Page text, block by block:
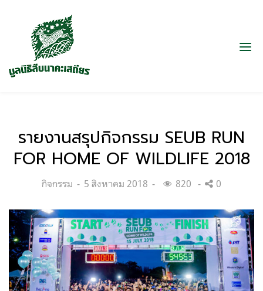
รายงานสรุปกิจกรรม SEUB RUN
FOR HOME OF WILDLIFE 2018
Categories:
กิจกรรม
Posted
5 สิงหาคม 2018 820 0